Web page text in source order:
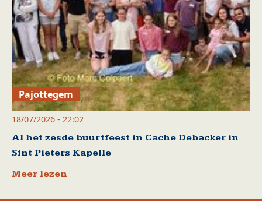
Pajottegem
18/07/2026 - 22:02
Al het zesde buurtfeest in Cache Debacker in
Sint Pieters Kapelle
Meer lezen